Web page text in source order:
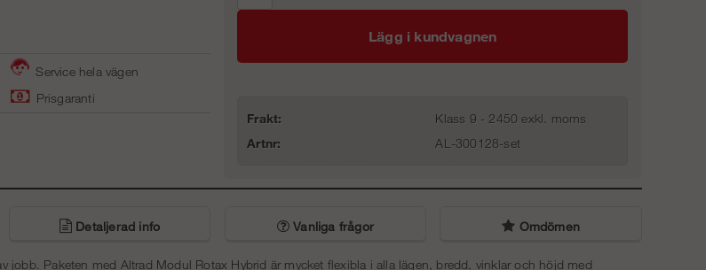
Service hela vägen
Prisgaranti
Lägg i kundvagnen
Frakt:
Klass 9 - 2450 exkl. moms
Artnr:
AL-300128-set
Detaljerad info Vanliga frågor Omdömen
jobb. Paketen med Altrad Modul Rotax Hybrid är mycket flexibla i alla lägen, bredd, vinklar och höjd med